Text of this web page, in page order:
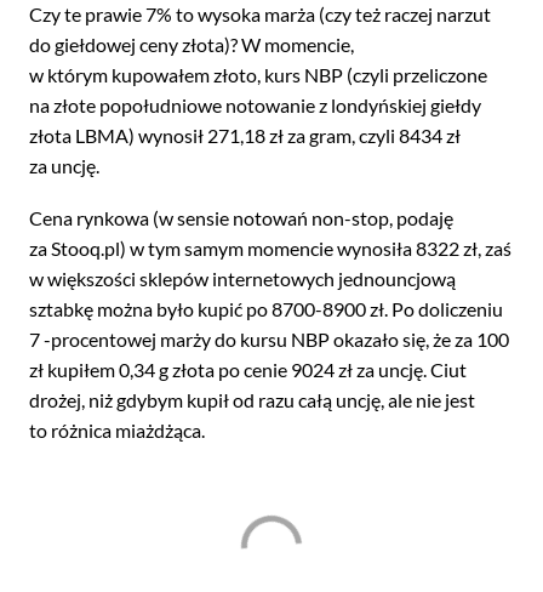
Czy te prawie 7% to wysoka marża (czy też raczej narzut
do giełdowej ceny złota)? W momencie,
w którym kupowałem złoto, kurs NBP (czyli przeliczone
na złote popołudniowe notowanie z londyńskiej giełdy
złota LBMA) wynosił 271,18 zł za gram, czyli 8434 zł
za uncję.
Cena rynkowa (w sensie notowań non-stop, podaję
za Stooq.pl) w tym samym momencie wynosiła 8322 zł, zaś
w większości sklepów internetowych jednouncjową
sztabkę można było kupić po 8700-8900 zł. Po doliczeniu
7 -procentowej marży do kursu NBP okazało się, że za 100
zł kupiłem 0,34 g złota po cenie 9024 zł za uncję. Ciut
drożej, niż gdybym kupił od razu całą uncję, ale nie jest
to różnica miażdżąca.